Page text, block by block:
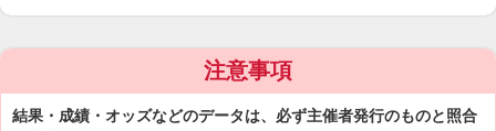
注意事項
結果・成績・オッズなどのデータは、必ず主催者発行のものと照合